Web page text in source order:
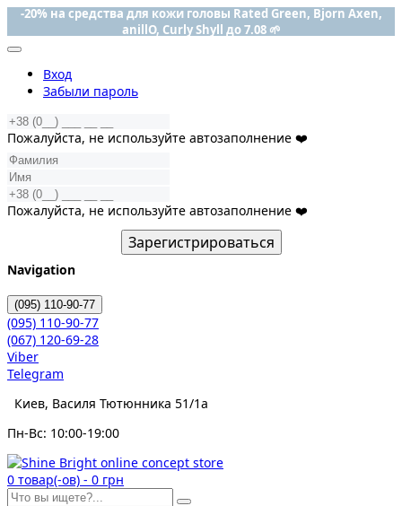
-20% на средства для кожи головы Rated Green, Bjorn Axen,
anillO, Curly Shyll до 7.08 🌱
Вход
Забыли пароль
Пожалуйста, не используйте автозаполнение ❤️
Пожалуйста, не используйте автозаполнение ❤️
Зарегистрироваться
Navigation
(095) 110-90-77
(095) 110-90-77
(067) 120-69-28
Viber
Telegram
Киев, Василя Тютюнника 51/1а
Пн-Вс: 10:00-19:00
0 товар(-ов) - 0 грн